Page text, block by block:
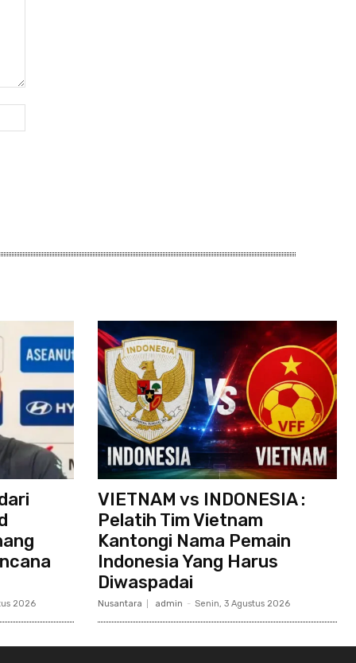
2026
VIETNAM vs INDONESIA :
Pelatih Tim Vietnam
Kantongi Nama Pemain
Indonesia Yang Harus
Diwaspadai
Nusantara admin - Senin, 3 Agustus 2026